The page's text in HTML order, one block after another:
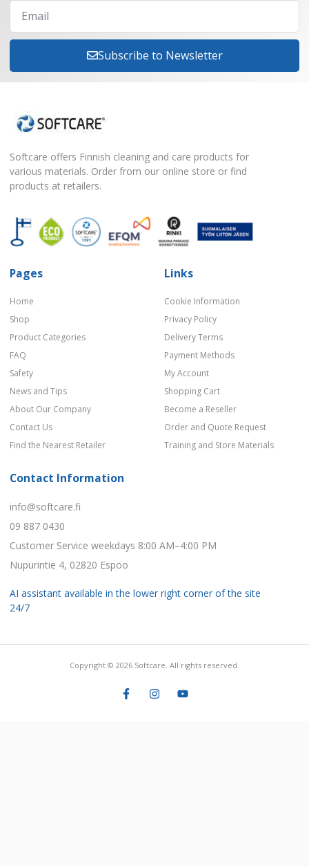
Subscribe to Newsletter
Softcare offers Finnish cleaning and care products for
various materials. Order from our online store or find
products at retailers.
Pages
Home
Shop
Product Categories
FAQ
Safety
News and Tips
About Our Company
Contact Us
Find the Nearest Retailer
Links
Cookie Information
Privacy Policy
Delivery Terms
Payment Methods
My Account
Shopping Cart
Become a Reseller
Order and Quote Request
Training and Store Materials
Contact Information
info@softcare.fi
09 887 0430
Customer Service weekdays 8:00 AM–4:00 PM
Nupurintie 4, 02820 Espoo
AI assistant available in the lower right corner of the site
24/7
Copyright © 2026 Softcare. All rights reserved.